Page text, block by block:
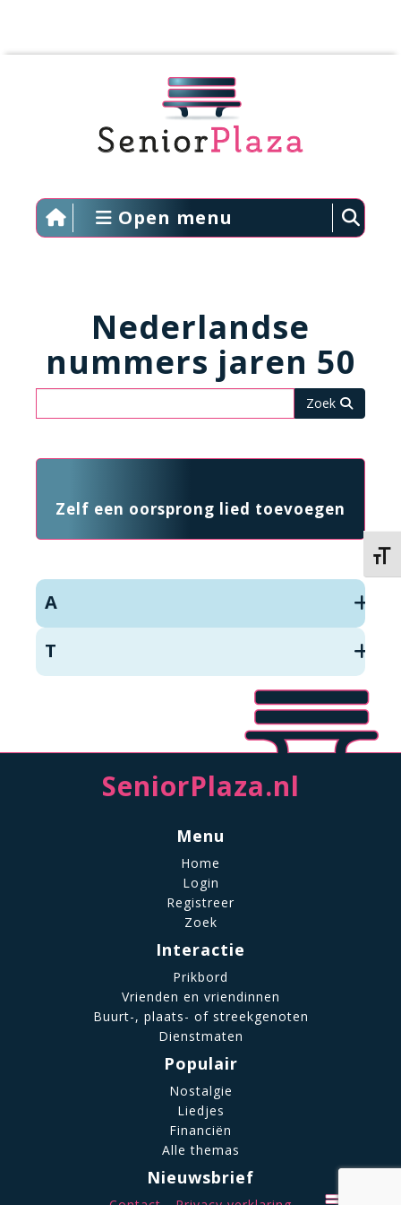
Open menu
Nederlandse
nummers jaren 50
Zelf een oorsprong lied toevoegen
A
T
SeniorPlaza.nl
Menu
Home
Login
Registreer
Zoek
Interactie
Prikbord
Vrienden en vriendinnen
Buurt-, plaats- of streekgenoten
Dienstmaten
Populair
Nostalgie
Liedjes
Financiën
Alle themas
Nieuwsbrief